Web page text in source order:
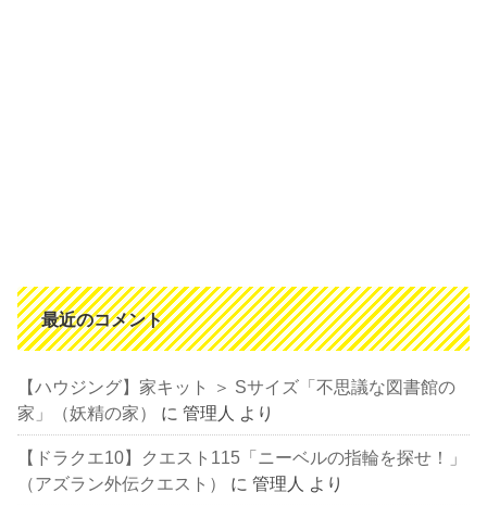
最近のコメント
【ハウジング】家キット ＞ Sサイズ「不思議な図書館の
家」（妖精の家）
に管理人 より
【ドラクエ10】クエスト115「ニーベルの指輪を探せ！」
（アズラン外伝クエスト）
に管理人 より